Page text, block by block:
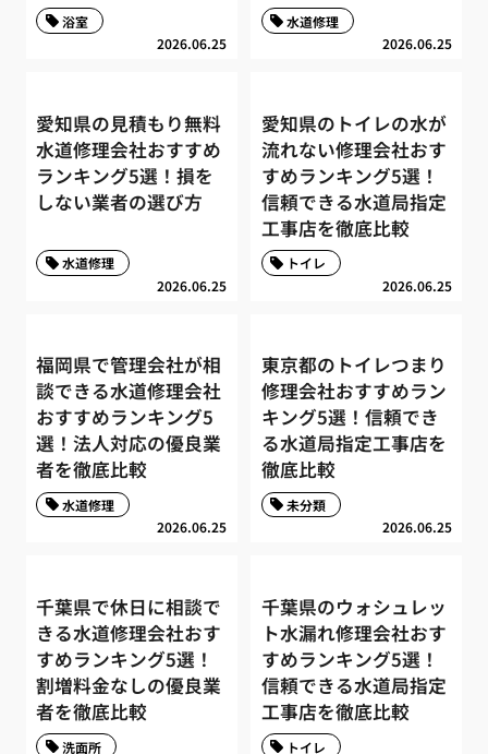
2026.06.25
浴室
2026.06.25
水道修理
愛知県の見積もり無料
水道修理会社おすすめ
ランキング5選！損を
しない業者の選び方
2026.06.25
水道修理
愛知県のトイレの水が
流れない修理会社おす
すめランキング5選！
信頼できる水道局指定
工事店を徹底比較
2026.06.25
トイレ
福岡県で管理会社が相
談できる水道修理会社
おすすめランキング5
選！法人対応の優良業
者を徹底比較
2026.06.25
水道修理
東京都のトイレつまり
修理会社おすすめラン
キング5選！信頼でき
る水道局指定工事店を
徹底比較
2026.06.25
未分類
千葉県で休日に相談で
きる水道修理会社おす
すめランキング5選！
割増料金なしの優良業
者を徹底比較
洗面所
千葉県のウォシュレッ
ト水漏れ修理会社おす
すめランキング5選！
信頼できる水道局指定
工事店を徹底比較
トイレ